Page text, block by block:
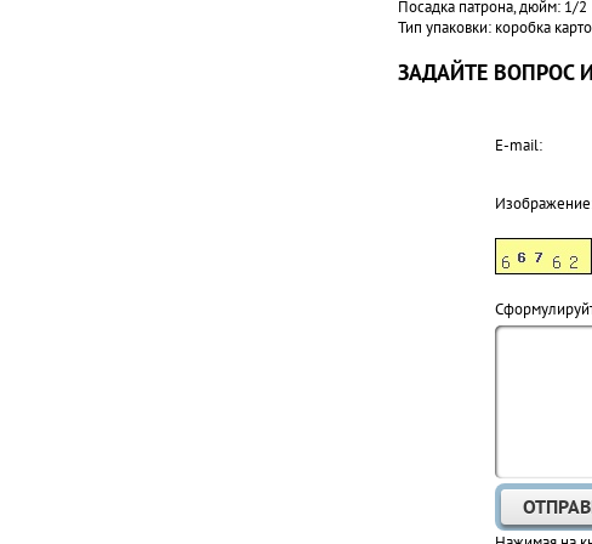
Посадка патрона, дюйм: 1/2
Тип упаковки: коробка
ЗАДАЙТЕ ВОПРОС
E-mail: